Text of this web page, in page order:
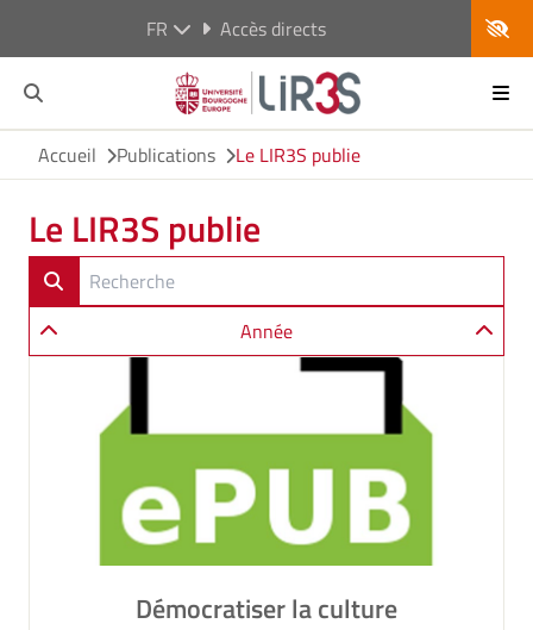
FR Accès directs
Accueil Publications Le LIR3S publie
Le LIR3S publie
Année
Démocratiser la culture